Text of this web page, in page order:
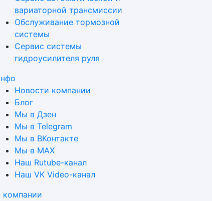
вариаторной трансмиссии
Обслуживание тормозной
системы
Сервис системы
гидроусилителя руля
Новости компании
Блог
Мы в Дзен
Мы в Telegram
Мы в ВКонтакте
Мы в MAX
Наш Rutube-канал
Наш VK Video-канал
компании